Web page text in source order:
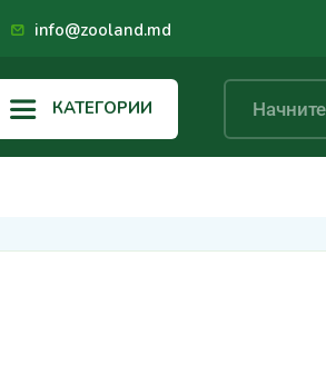
info@zooland.md
КАТЕГОРИИ